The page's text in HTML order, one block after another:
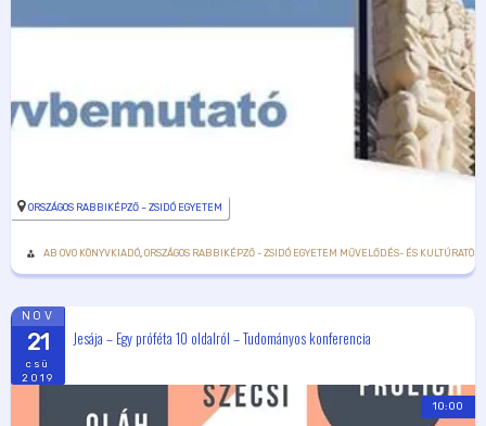
ORSZÁGOS RABBIKÉPZŐ – ZSIDÓ EGYETEM
AB OVO KÖNYVKIADÓ ORSZÁGOS RABBIKÉPZŐ - ZSIDÓ EGYETEM MŰVELŐDÉS- ÉS
NOV
21
csü
2019
Jesája – Egy próféta 10 oldalról – Tudományos konferencia
10:00